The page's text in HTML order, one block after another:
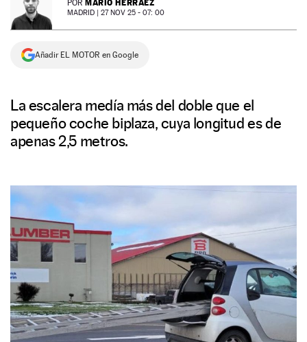
NEWSLETTER
SÍGUENOS
POR MARIO HERRÁEZ
MADRID | 27 NOV 25 - 07: 00
Añadir EL MOTOR en Google
La escalera medía más del doble que el
pequeño coche biplaza, cuya longitud es de
apenas 2,5 metros.